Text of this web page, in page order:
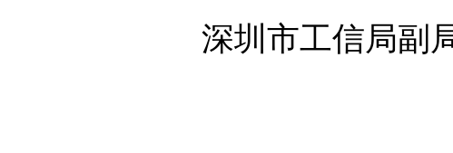
深圳市工信局副